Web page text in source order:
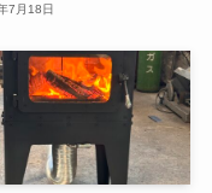
7月18日